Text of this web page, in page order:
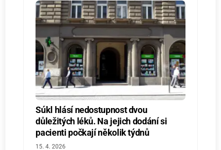
Súkl hlásí nedostupnost dvou
důležitých léků. Na jejich dodání si
pacienti počkají několik týdnů
15. 4. 2026